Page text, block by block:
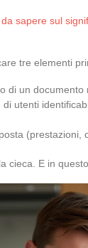
sapere sul
tre elementi
di un
di utenti
(prestazioni,
cieca. E in